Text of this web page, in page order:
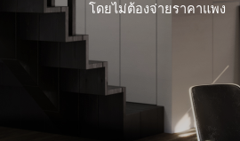
โดยไม่ต้องจ่ายราคาแพง